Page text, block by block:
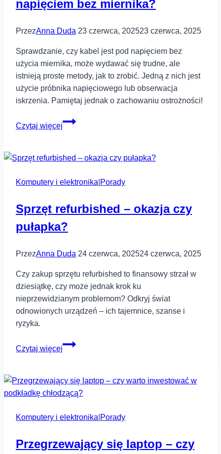
codziennego
napięciem bez miernika?
PrzezAnna Duda 23 czerwca, 202523 czerwca, 2025
Sprawdzanie, czy kabel jest pod napięciem bez
użycia miernika, może wydawać się trudne, ale
istnieją proste metody, jak to zrobić. Jedną z nich jest
użycie próbnika napięciowego lub obserwacja
iskrzenia. Pamiętaj jednak o zachowaniu ostrożności!
Czytaj więcej
Jak
kabel
pod
bez
Komputery i elektronika Porady
Sprzęt refurbished – okazja czy
pułapka?
PrzezAnna Duda 24 czerwca, 202524 czerwca, 2025
Czy zakup sprzętu refurbished to finansowy strzał w
dziesiątkę, czy może jednak krok ku
nieprzewidzianym problemom? Odkryj świat
odnowionych urządzeń – ich tajemnice, szanse i
ryzyka.
Czytaj więcej
Sprzęt
okazja
czy
Komputery i elektronika Porady
Przegrzewający się laptop – czy